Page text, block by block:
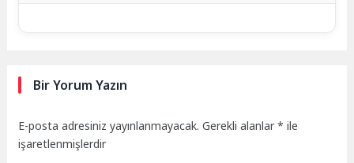
Bir Yorum Yazın
E-posta adresiniz yayınlanmayacak. Gerekli alanlar* ile
işaretlenmişlerdir